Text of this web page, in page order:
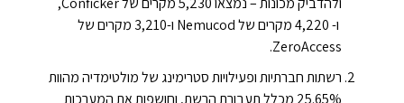
ו- 4,220 מקרים של Nemucod ו-3,210 מקרים של
ZeroAccess.
רשתות חברתיות ופעילויות סטרימינג של מולטימדיה מהוות